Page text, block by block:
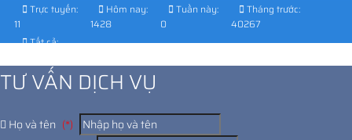
Trực tuyến:
11
Hôm nay:
1428
Tuần này:
0
Tháng trước:
40267
Tất cả:
TƯ VẤN DỊCH VỤ
Họ và tên (*)